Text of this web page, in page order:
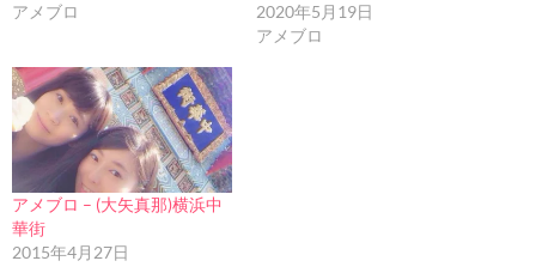
アメブロ
2020年5月19日
アメブロ
アメブロ – (大矢真那)横浜中
華街
2015年4月27日